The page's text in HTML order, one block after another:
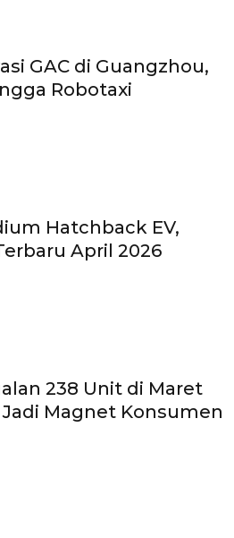
GAC di Guangzhou,
Robotaxi
Hatchback EV,
April 2026
238 Unit di Maret
Magnet Konsumen